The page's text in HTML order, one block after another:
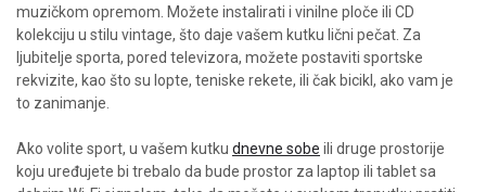
muzičkom opremom. Možete instalirati i vinilne ploče ili CD
kolekciju u stilu vintage, što daje vašem kutku lični pečat. Za
ljubitelje sporta, pored televizora, možete postaviti sportske
rekvizite, kao što su lopte, teniske rekete, ili čak bicikl, ako vam je
to zanimanje.
Ako volite sport, u vašem kutku dnevne sobe ili druge prostorije
koju uređujete bi trebalo da bude prostor za laptop ili tablet sa